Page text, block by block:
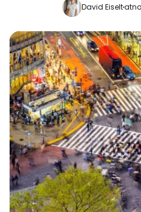
David Eiselt
Tęsti su
Tęsti